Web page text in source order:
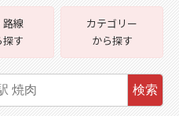
路線
探す
カテゴリー
から探す
検索